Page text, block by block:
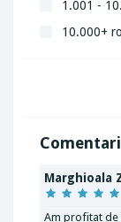
1.001 -
10.000+
Marghioala
Am profitat de